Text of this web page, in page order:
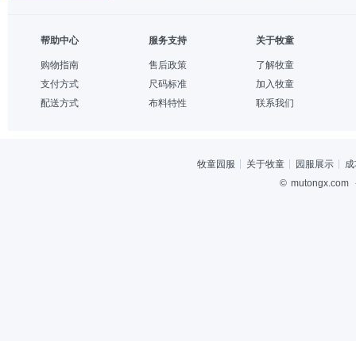
帮助中心
购物指南
支付方式
配送方式
服务支持
售后政策
尺码标准
布料特性
关于牧童
了解牧童
加入牧童
联系我们
牧童园服 关于牧童 园服展示
© mutongx.com